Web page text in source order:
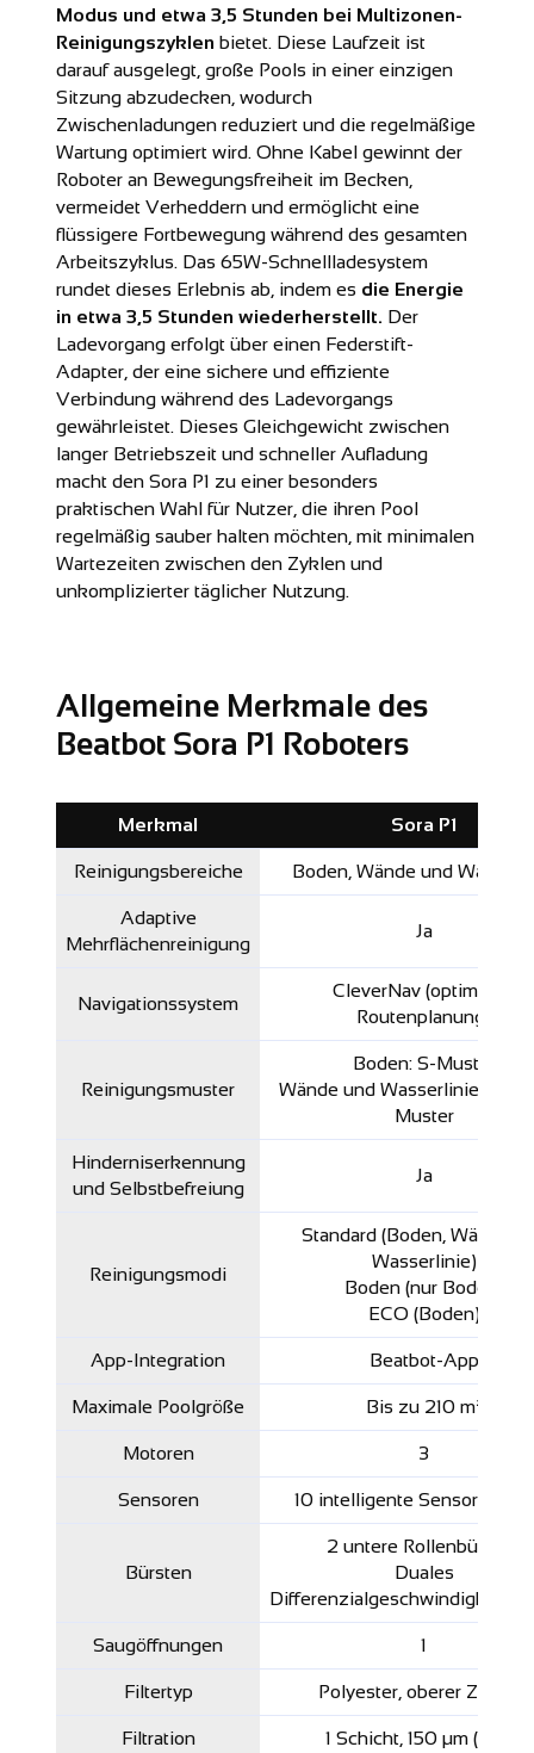
Modus und etwa 3,5 Stunden bei Multizonen-
Reinigungszyklen bietet. Diese Laufzeit ist
darauf ausgelegt, große Pools in einer einzigen
Sitzung abzudecken, wodurch
Zwischenladungen reduziert und die regelmäßige
Wartung optimiert wird. Ohne Kabel gewinnt der
Roboter an Bewegungsfreiheit im Becken,
vermeidet Verheddern und ermöglicht eine
flüssigere Fortbewegung während des gesamten
Arbeitszyklus. Das 65W-Schnellladesystem
rundet dieses Erlebnis ab, indem es die Energie
in etwa 3,5 Stunden wiederherstellt. Der
Ladevorgang erfolgt über einen Federstift-
Adapter, der eine sichere und effiziente
Verbindung während des Ladevorgangs
gewährleistet. Dieses Gleichgewicht zwischen
langer Betriebszeit und schneller Aufladung
macht den Sora P1 zu einer besonders
praktischen Wahl für Nutzer, die ihren Pool
regelmäßig sauber halten möchten, mit minimalen
Wartezeiten zwischen den Zyklen und
unkomplizierter täglicher Nutzung.
Allgemeine Merkmale des
Beatbot Sora P1 Roboters
Merkmal Sora P1
Reinigungsbereiche Boden, Wände und
Adaptive
Mehrflächenreinigung
Ja
Navigationssystem
CleverNav (optimierte
Routenplanung)
Reinigungsmuster
Boden: S-Muster
Wände und Wasserlinie:
Muster
Hinderniserkennung
und Selbstbefreiung
Ja
Reinigungsmodi
Standard (Boden, Wände
Wasserlinie)
Boden (nur Boden)
ECO (Boden)
App-Integration Beatbot-App
Maximale Poolgröße Bis zu 210 m²
Motoren 3
Sensoren 10 intelligente Sensoren
Bürsten
2 untere Rollenbürsten
Duales
Saugöffnungen 1
Filtertyp Polyester, oberer Zugang
Filtration 1 Schicht, 150 μm (TBD)